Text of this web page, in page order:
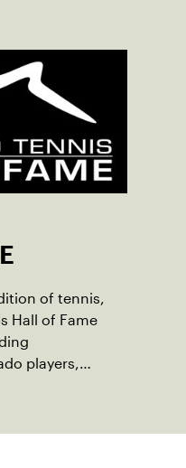
of tennis,
Hall of Fame
players,